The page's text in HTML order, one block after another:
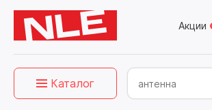
Акции
Каталог